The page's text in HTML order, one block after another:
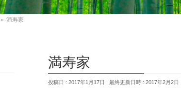
» 満寿家
満寿家
投稿日 : 2017年1月17日 最終更新日時 : 2017年2月2日